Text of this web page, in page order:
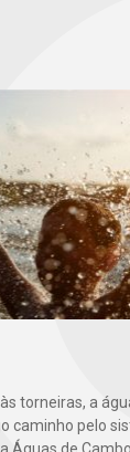
torneiras, a
caminho pelo